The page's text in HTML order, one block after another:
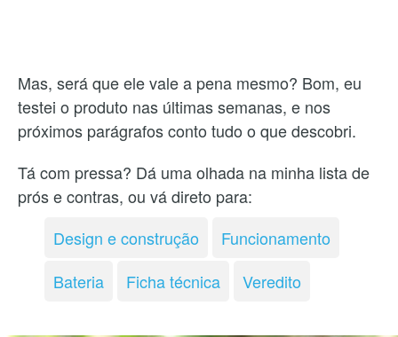
Mas, será que ele vale a pena mesmo? Bom, eu
testei o produto nas últimas semanas, e nos
próximos parágrafos conto tudo o que descobri.
Tá com pressa? Dá uma olhada na minha lista de
prós e contras, ou vá direto para:
Design e construção
Funcionamento
Bateria
Ficha técnica Veredito